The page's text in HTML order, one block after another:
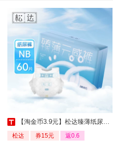
【淘金币3.9元】松达臻薄纸尿裤60片
松达 券15元 返0.6